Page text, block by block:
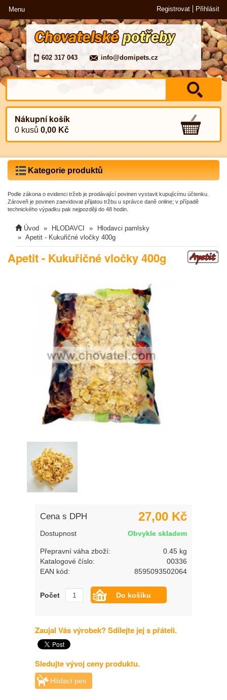
Menu Registrovat Přihlásit
602 317 043 info@domipets.cz
Nákupní košík
0 kusů0,00 Kč
Kategorie produktů
Podle zákona o evidenci tržeb je prodávající povinen vystavit kupujícímu účtenku.
Zároveň je povinen zaevidovat přijatou tržbu u správce daně online; v případě
technického výpadku pak nejpozději do 48 hodin.
Úvod HLODAVCI
Hlodavci pamlsky
Apetit - Kukuřičné vločky 400g
Apetit - Kukuřičné vločky 400g
Cena s DPH 27,00 Kč
Dostupnost Obvykle skladem
Přepravní váha zboží:
0.45 kg
Katalogové číslo:
00336
EAN kód:
8595093502064
Počet
Zaujal Vás výrobek? Sdílejte jej s přáteli.
Sledujte vývoj ceny produktu.
Hlídací pes